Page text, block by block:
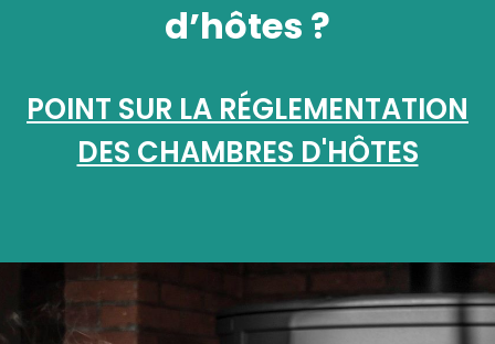
d’hôtes ?
POINT SUR LA RÉGLEMENTATION
DES CHAMBRES D'HÔTES